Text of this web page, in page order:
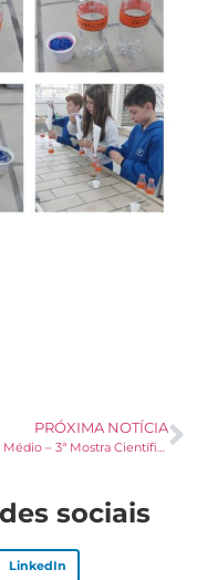
PRÓXIMA NOTÍCIA
sociais
LinkedIn